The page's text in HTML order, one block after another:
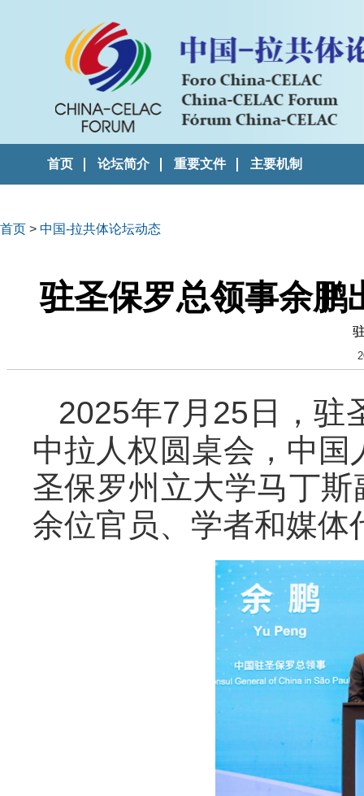
首页 论坛简介 重要文件 主要机制
首页 > 中国-拉共体论坛动态
驻圣保罗总领事余鹏
2025年7月25日，驻
中拉人权圆桌会，中
圣保罗州立大学马丁
余位官员、学者和媒体